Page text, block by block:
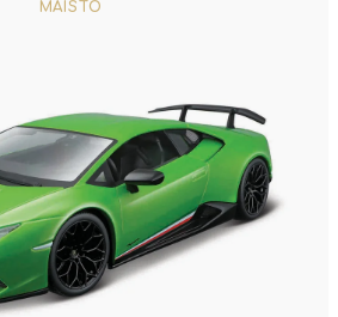
MAISTO